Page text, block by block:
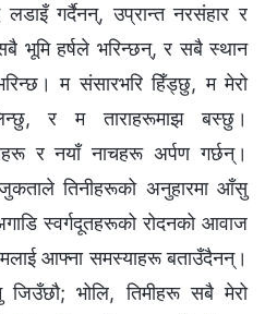
गर्दैनन्, उप्रान्त नरसंहार र
भूमि हर्षले भरिन्छन्, र सबै स्थान
म संसारभरि हिँड्छु, म मेरो
र म ताराहरूमाझ बस्छु।
र नयाँ नाचहरू अर्पण गर्छन्।
तिनीहरूको अनुहारमा आँसु
स्वर्गदूतहरूको रोदनको आवाज
आफ्ना समस्याहरू बताउँदैनन्।
भोलि, तिमीहरू सबै मेरो